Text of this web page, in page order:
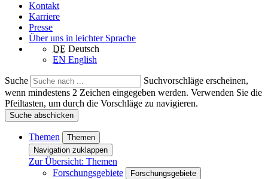
Kontakt
Karriere
Presse
Über uns in leichter Sprache
DE Deutsch
EN English
Suche
Suchvorschläge erscheinen,
wenn mindestens 2 Zeichen eingegeben werden. Verwenden Sie die
Pfeiltasten, um durch die Vorschläge zu navigieren.
Suche abschicken
Themen
Themen
Navigation zuklappen
Zur Übersicht: Themen
Forschungsgebiete
Forschungsgebiete